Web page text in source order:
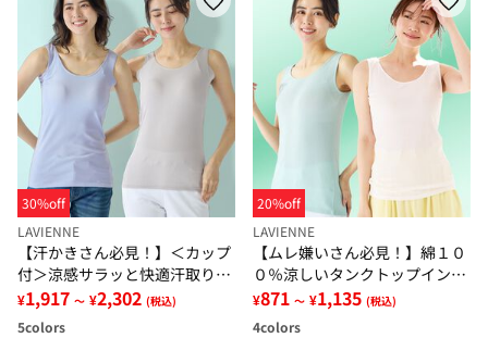
30%off
LAVIENNE
【汗かきさん必見！】＜カップ
付＞涼感サラッと快適汗取りタ
ンクトップインナー＜さらりラ
ボ＞
¥1,917 ～ ¥2,302 (税込)
5colors
20%off
LAVIENNE
【ムレ嫌いさん必見！】綿１０
０％涼しいタンクトップインナ
ー＜さらりラボ＞
¥871 ～ ¥1,135 (税込)
4colors